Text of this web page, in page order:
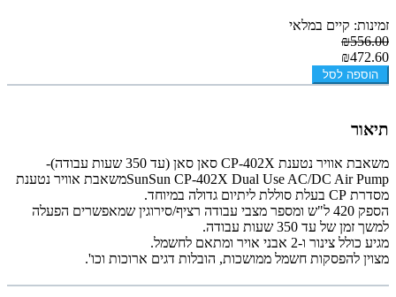
זמינות: קיים במלאי
₪556.00
₪472.60
הוספה לסל
תיאור
משאבת אוויר נטענת CP-402X סאן סאן (עד 350 שעות עבודה)-
SunSun CP-402X Dual Use AC/DC Air Pumpמשאבת אוויר נטענת
מסדרת CP בעלת סוללת ליתיום גדולה במיוחד.
הספק 420 ל"ש ומספר מ
צבי עבודה רציף/סירוגין שמאפשרים הפעלה
למשך זמן של עד 350 שעות עבודה.
מגיע כולל צינור ו-2 אבני אויר ומתאם לחשמל.
מצוין להפסקות חשמל ממושכות, הובלות דגים ארוכות וכו'.